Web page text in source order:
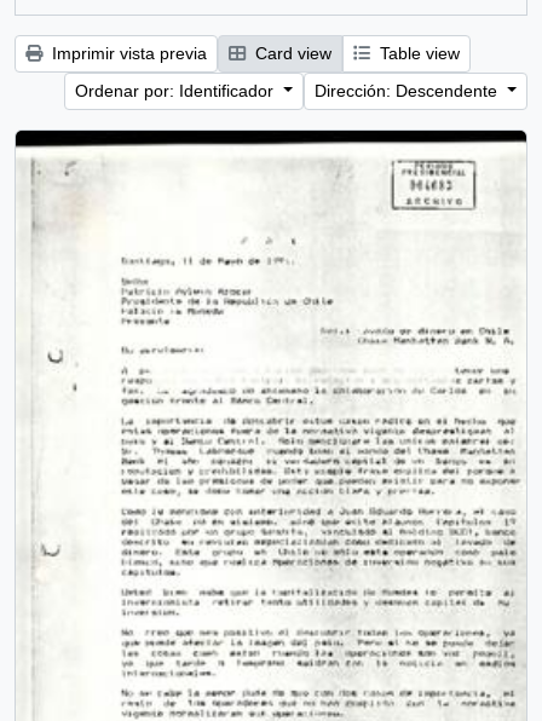
Imprimir vista previa Card view
Table view
Ordenar por: Identificador
Dirección: Descendente